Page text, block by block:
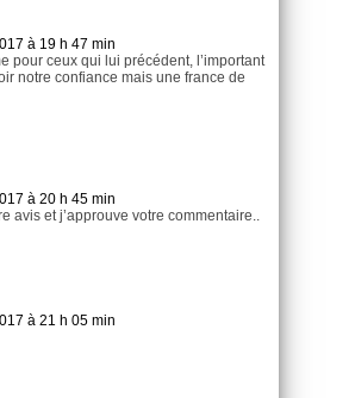
à 19 h 47 min
pour ceux qui lui précédent, l’important
notre confiance mais une france de
à 20 h 45 min
avis et j’approuve votre commentaire..
à 21 h 05 min